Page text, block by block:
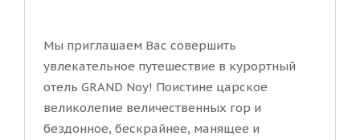
Мы приглашаем Вас совершить
увлекательное путешествие в курортный
отель GRAND Noy! Поистине царское
великолепие величественных гор и
бездонное, бескрайнее, манящее и